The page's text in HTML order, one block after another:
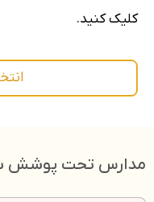
کلیک کنید.
مدارس تحت پوشش